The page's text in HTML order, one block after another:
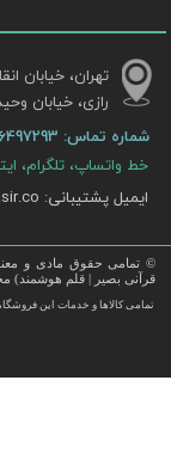
© تمامی حقوق مادی و
قرآنی بصیر | قلم هوشمند)
تمامی كالاها و خدمات این
، انواع قلم قرآنی ، انواع کتاب
تهران، خیابان
رازی، خیابان وحید
شماره تماس:
خط واتساپ، تلگرام، ایتا و بله:
ایمیل پشتیبانی: support@Basir.co